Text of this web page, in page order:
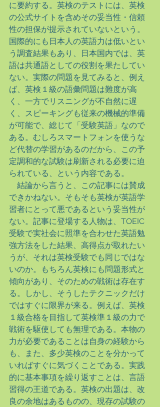
に要約する。英検のテストには、英検
の公式サイトを含めその妥当性・信頼
性の担保が提示されていないという。
国際的にも日本人の英語力は低いとい
う調査結果もあり、日本国内では、英
語は共通語としての役割を果たしてい
ない。実際の問題を見てみると、例え
ば、英検１級の語彙問題は難度が高
く、一方でリスニングが不自然に遅
く、スピーキングも従来の機械的準備
が可能で、総じて「受験英語」なので
ある。むしろスマートフォンを使うな
ど代替の学習があるのだから、この予
定調和的な試験は刷新される必要に迫
られている、という内容である。
結論から言うと、この記事には賛成
できかねない。そもそも英検が英語学
習者にとって悪であるという妥当性が
ない。記事に登場する人物は、TOEIC
受験で実社会に照準を合わせた英語勉
強方法をした結果、高得点が取れたい
うが、それは英検受験でも同じではな
いのか。もちろん英検にも問題形式と
傾向があり、そのための戦術は存在す
る。しかし、そうしたテクニックだけ
ではすぐに限界が来る。例えば、英検
１級合格を目指して英検準１級の力で
戦術を駆使しても無理である。本物の
力が必要であることは自身の経験から
も、また、多少英検のことを分かって
いればすぐに気づくことである。実践
的に基本事項を繰り返すことは、言語
習得の王道である。英検の出題は、改
良の余地はあるものの、現存の試験の